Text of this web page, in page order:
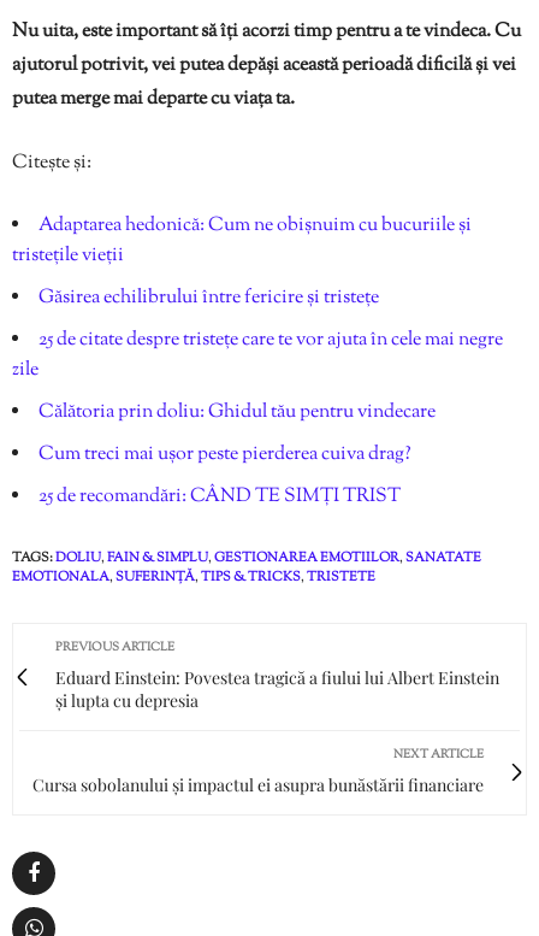
Nu uita, este important să îți acorzi timp pentru a te vindeca. Cu
ajutorul potrivit, vei putea depăși această perioadă dificilă și vei
putea merge mai departe cu viața ta.
Citește și:
Adaptarea hedonică: Cum ne obișnuim cu bucuriile și
tristețile vieții
Găsirea echilibrului între fericire și tristețe
25 de citate despre tristețe care te vor ajuta în cele mai negre
zile
Călătoria prin doliu: Ghidul tău pentru vindecare
Cum treci mai ușor peste pierderea cuiva drag?
25 de recomandări: CÂND TE SIMȚI TRIST
TAGS:DOLIU,FAIN & SIMPLU,GESTIONAREA EMOTIILOR,SANATATE
EMOTIONALA,SUFERINȚĂ,TIPS & TRICKS,TRISTETE
PREVIOUS ARTICLE
Eduard Einstein: Povestea tragică a fiului lui Albert Einstein
și lupta cu depresia
NEXT ARTICLE
Cursa sobolanului și impactul ei asupra bunăstării financiare